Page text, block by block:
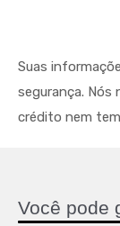
Suas
segurança. Nós
crédito nem
Você pode